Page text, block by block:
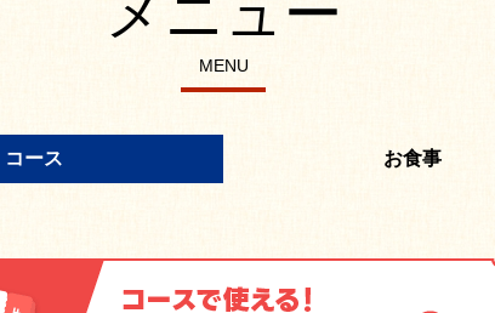
メニュー
MENU
コース お食事